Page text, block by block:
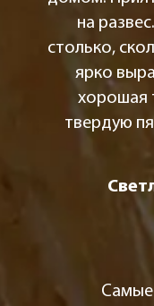
на
столько,
ярко
хорошая
твердую
Самые